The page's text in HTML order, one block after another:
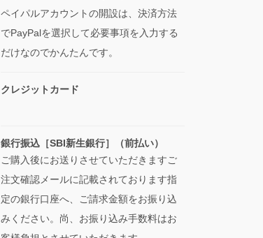
ペイパルアカウントの開設は、決済方法
でPayPalを選択して必要事項を入力する
だけなのでかんたんです。
クレジットカード
銀行振込［SBI新生銀行］（前払い）
ご購入後にお送りさせていただきますご
注文確認メールに記載されております指
定の銀行口座へ、ご請求金額をお振り込
みください。尚、お振り込み手数料はお